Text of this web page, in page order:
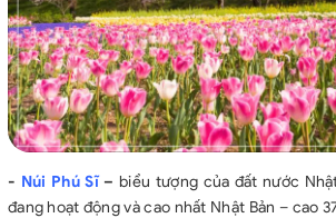
- Núi Phú Sĩ– biểu tượng của đất nước
đang hoạt động và cao nhất Nhật Bản – cao